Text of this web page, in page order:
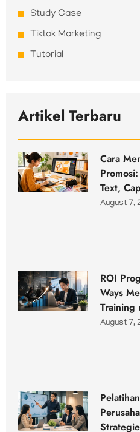
Study Case
Tiktok Marketing
Tutorial
Artikel Terbaru
Cara
Text,
August 7,
ROI
Ways
Training
August 7,